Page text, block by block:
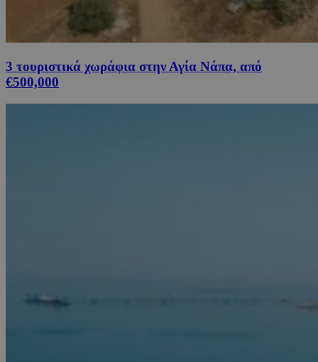
3 τουριστικά χωράφια στην Αγία Νάπα, από
€500,000